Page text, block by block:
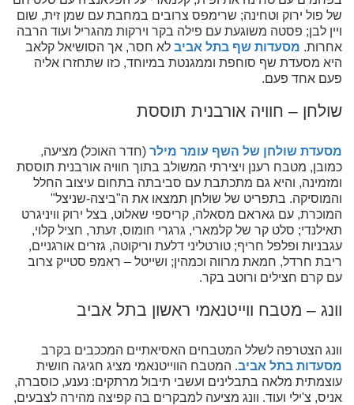
של פול ירוק וטחינה; שרימפס צרובים במחבת עם שמן זית, שום
ויין לבן; פסטה משוגעת עם פילה בקר וירקות מהגריל ועוד הרבה
אחרות. מסעדות שף בתל אביב לא חסר, אך הסושיאל קלאב
היא מסעדת שף סוחפת וממגנטת במיוחד, כזו שתחזרו אליה
פעם אחד פעם.
שולחן – חוויה אורבנית תוססת
מסעדת שולחן של השף עומר מילר (חדר האוכל) מציעה,
כמובן, מטבח רענן ויצירתי המשולב בתוך חוויה אורבנית תוססת
ומזמינה, והיא גם מתכתבת עם סביבתה בתחום עיצוב החלל
והמוסיקה. בתפריט של שולחן תמצאו את ה"ביצה-שניצל"
המוכרת, עם גאראם מסאלה, קריספי שאלוט, בצל ירוק וויניגרט
תאילנדי; סלט קר של קלמארי, גרגרי חומוס, זעתר, חציל קלוי,
עגבניות ופלפל חריף; טורטליני דלעת וריקוטה, גזרים אורגניים,
ריבת חרדל, חמאת מרווה וכמהין; ושייטל – ראמפ סטייק צרוב
עם קרם חצילים ורוטב בקר.
וונג – מטבח ווייטנאמי ראשון בתל אביב
וונג הצטרפה לשלל המטבחים האסיאתיים המככבים בקרב
מסעדות בתל אביב. המטבח הווייטנאמי מציג חגיגה חושית
עוצמתית מלאה בתבלינים ועשבי תיבול מרתקים: נענע, כוסברה,
אניס, צ'ילי ועוד. וונג מציעה למבקרים בה קפיצה מהירה לצבעים,